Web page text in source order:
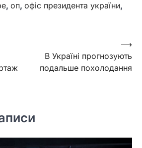
, оп, офіс президента україни,
В Україні прогнозують
подальше похолодання
⟶